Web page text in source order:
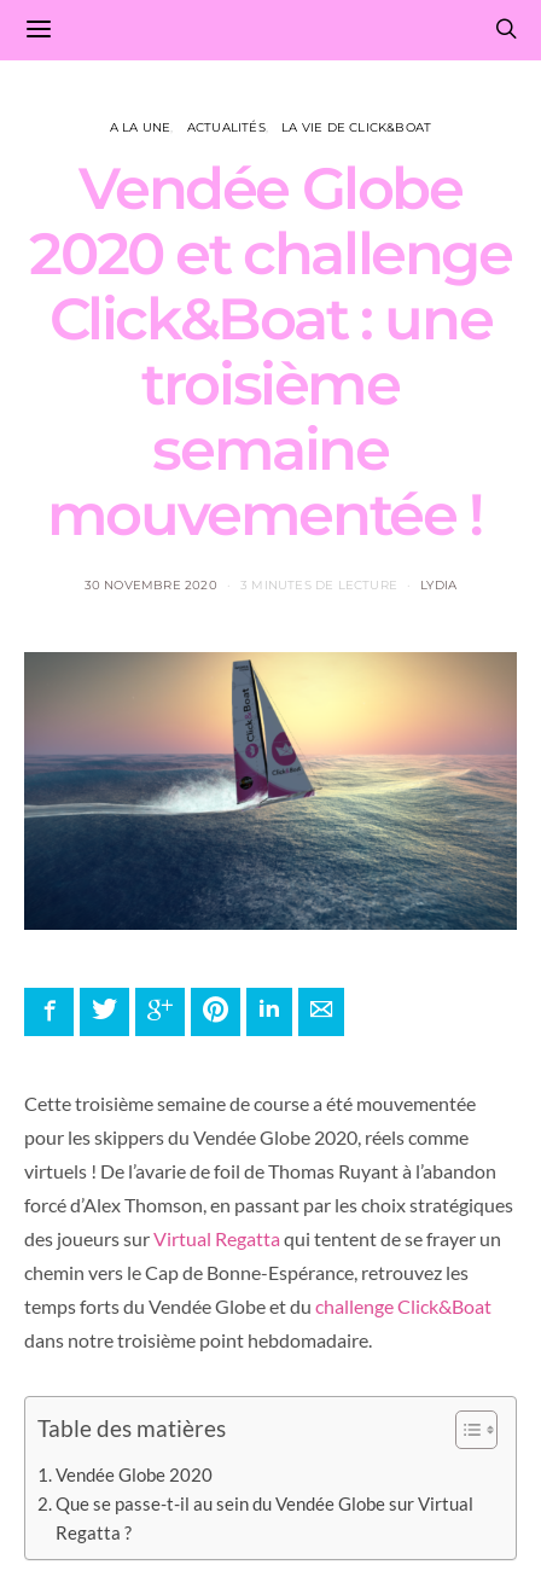
A LA UNE ACTUALITÉS LA VIE DE CLICK&BOAT
Vendée Globe
2020 et challenge
Click&Boat : une
troisième
semaine
mouvementée !
30 NOVEMBRE 2020 3 MINUTES DE LECTURE LYDIA
FacebookTwitter Google+ PinterestLinkedInE-mail
Cette troisième semaine de course a été mouvementée
pour les skippers du Vendée Globe 2020, réels comme
virtuels ! De l’avarie de foil de Thomas Ruyant à l’abandon
forcé d’Alex Thomson, en passant par les choix stratégiques
des joueurs surVirtual Regatta qui tentent de se frayer un
chemin vers le Cap de Bonne-Espérance, retrouvez les
temps forts du Vendée Globe et du challenge Click&Boat
dans notre troisième point hebdomadaire.
Table des matières
Vendée Globe 2020
Que se passe-t-il au sein du Vendée Globe sur Virtual
Regatta ?